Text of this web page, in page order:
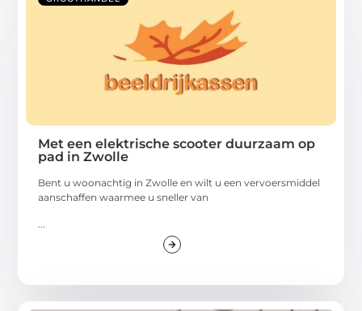
Met een elektrische scooter duurzaam op
pad in Zwolle
Bent u woonachtig in Zwolle en wilt u een vervoersmiddel
aanschaffen waarmee u sneller van